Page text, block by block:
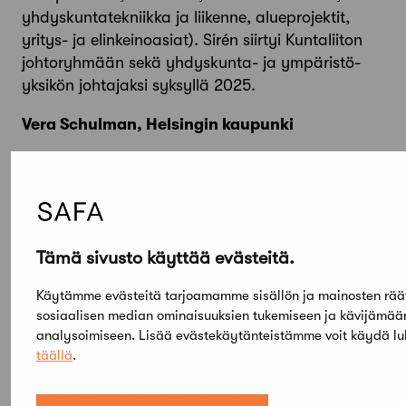
Tämä sivusto käyttää evästeitä.
Käytämme evästeitä tarjoamamme sisällön ja mainosten
sosiaalisen median ominaisuuksien tukemiseen ja
analysoimiseen. Lisää evästekäytänteistämme voit käydä
täällä.
yhdyskuntatekniikka ja liikenne, alueprojektit,
yritys- ja elinkeinoasiat). Sirén siirtyi Kuntaliiton
johtoryhmään sekä yhdyskunta- ja ympäristö-
yksikön johtajaksi syksyllä 2025.
Vera Schulman, Helsingin kaupunki
sekä suunnittelevana arkkitehtina ja tiloihin
peruskouluopettajana ja arkkitehtuurikasvatuksen
kehittänyt oppimisympäristöjä, niihin liittyviä
suunnitteluohjeita, prosesseja ja
osallistamismalleja sekä edistänyt niihin liittyvää
päätöksentekoa. Tällä hetkellä hän toimii
Helsingin kaupungin kasvatuksen ja koulutuksen